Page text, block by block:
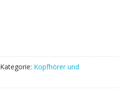
Kategorie: Kopfhörer und